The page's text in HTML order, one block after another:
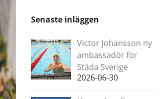
Senaste inläggen
Victor Johansson ny
ambassadör för
Städa Sverige
2026-06-30